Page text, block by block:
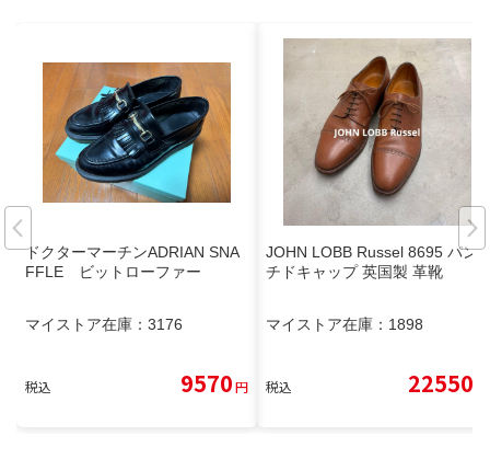
ドクターマーチンADRIAN SNA
FFLE ビットローファー
マイストア在庫： 3176
税込 9570円
JOHN LOBB Russel 8695 パン
チドキャップ 英国製 革靴
マイストア在庫： 1898
税込 22550